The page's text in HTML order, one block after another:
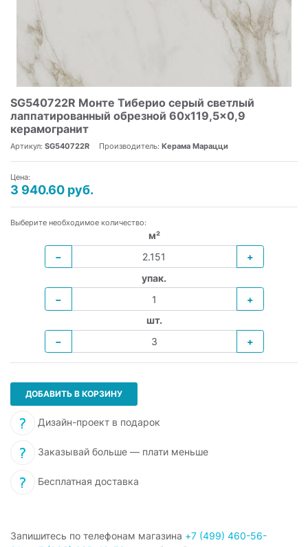
SG540722R Монте Тиберио серый светлый
лаппатированный обрезной 60x119,5x0,9
керамогранит
Артикул: SG540722R Производитель: Керама Марацци
Цена:
3 940.60 руб.
Выберите необходимое количество:
м²
−
+
упак.
−
+
шт.
−
+
ДОБАВИТЬ В КОРЗИНУ
Дизайн-проект в подарок
Заказывай больше — плати меньше
Бесплатная доставка
Запишитесь по телефонам магазина +7 (499) 460-56-